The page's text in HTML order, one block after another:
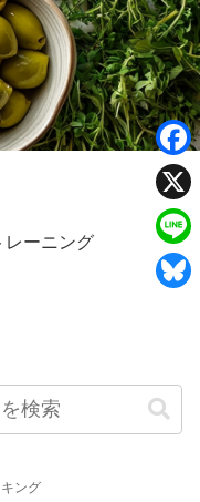
レーニング
ング
F
a
c
e
o
k
X
L
e